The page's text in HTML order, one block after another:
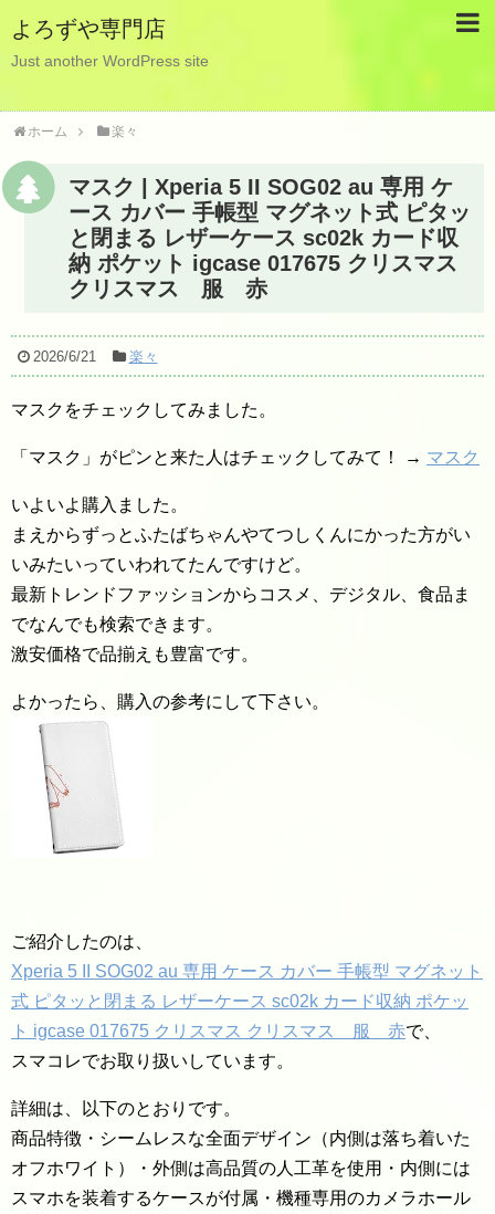
よろずや専門店
Just another WordPress site
ホーム 楽々
マスク | Xperia 5 II SOG02 au 専用 ケ
ース カバー 手帳型 マグネット式 ピタッ
と閉まる レザーケース sc02k カード収
納 ポケット igcase 017675 クリスマス
クリスマス 服 赤
2026/6/21 楽々
マスクをチェックしてみました。
「マスク」がピンと来た人はチェックしてみて！ → マスク
いよいよ購入ました。
まえからずっとふたばちゃんやてつしくんにかった方がい
いみたいっていわれてたんですけど。
最新トレンドファッションからコスメ、デジタル、食品ま
でなんでも検索できます。
激安価格で品揃えも豊富です。
よかったら、購入の参考にして下さい。
ご紹介したのは、
Xperia 5 II SOG02 au 専用 ケース カバー 手帳型 マグネット
式 ピタッと閉まる レザーケース sc02k カード収納 ポケッ
ト igcase 017675 クリスマス クリスマス 服 赤で、
スマコレでお取り扱いしています。
詳細は、以下のとおりです。
商品特徴・シームレスな全面デザイン（内側は落ち着いた
オフホワイト）・外側は高品質の人工革を使用・内側には
スマホを装着するケースが付属・機種専用のカメラホール